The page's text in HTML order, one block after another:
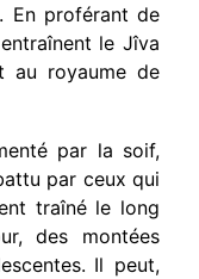
En proférant de
le Jîva
au royaume de
par la soif,
par ceux qui
traîné le long
des montées
Il peut,